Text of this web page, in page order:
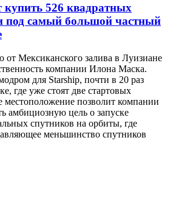
купить 526 квадратных
под самый большой частный
от Мексиканского залива в Луизиане
компании Илона Маска.
для Starship, почти в 20 раз
где уже стоят две стартовых
позволит компании
амбициозную цель о запуске
спутников на орбиты, где
меньшинство спутников